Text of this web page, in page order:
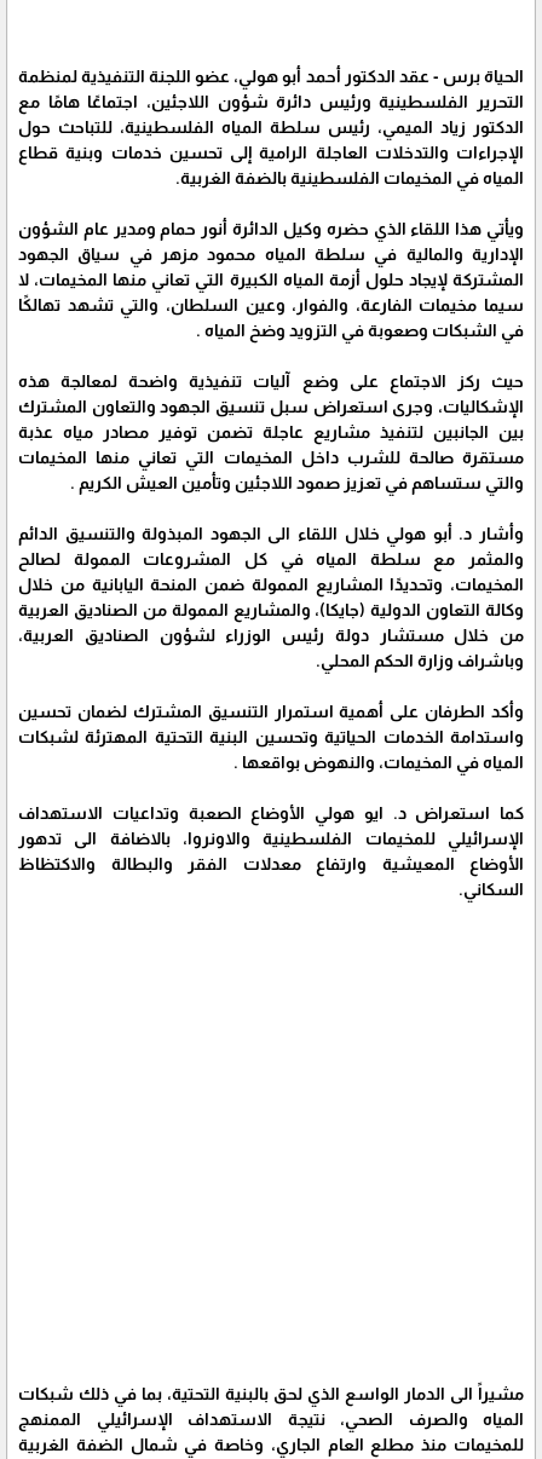
الحياة برس - عقد الدكتور أحمد أبو هولي، عضو اللجنة التنفيذية لمنظمة
التحرير الفلسطينية ورئيس دائرة شؤون اللاجئين، اجتماعًا هامًا مع
الدكتور زياد الميمي، رئيس سلطة المياه الفلسطينية، للتباحث حول
الإجراءات والتدخلات العاجلة الرامية إلى تحسين خدمات وبنية قطاع
المياه في المخيمات الفلسطينية بالضفة الغربية.
ويأتي هذا اللقاء الذي حضره وكيل الدائرة أنور حمام ومدير عام الشؤون
الإدارية والمالية في سلطة المياه محمود مزهر في سياق الجهود
المشتركة لإيجاد حلول أزمة المياه الكبيرة التي تعاني منها المخيمات، لا
سيما مخيمات الفارعة، والفوار، وعين السلطان، والتي تشهد تهالكًا
في الشبكات وصعوبة في التزويد وضخ المياه .
حيث ركز الاجتماع على وضع آليات تنفيذية واضحة لمعالجة هذه
الإشكاليات، وجرى استعراض سبل تنسيق الجهود والتعاون المشترك
بين الجانبين لتنفيذ مشاريع عاجلة تضمن توفير مصادر مياه عذبة
مستقرة صالحة للشرب داخل المخيمات التي تعاني منها المخيمات
والتي ستساهم في تعزيز صمود اللاجئين وتأمين العيش الكريم .
وأشار د. أبو هولي خلال اللقاء الى الجهود المبذولة والتنسيق الدائم
والمثمر مع سلطة المياه في كل المشروعات الممولة لصالح
المخيمات، وتحديدًا المشاريع الممولة ضمن المنحة اليابانية من خلال
وكالة التعاون الدولية (جايكا)، والمشاريع الممولة من الصناديق العربية
من خلال مستشار دولة رئيس الوزراء لشؤون الصناديق العربية،
وباشراف وزارة الحكم المحلي.
وأكد الطرفان على أهمية استمرار التنسيق المشترك لضمان تحسين
واستدامة الخدمات الحياتية وتحسين البنية التحتية المهترئة لشبكات
المياه في المخيمات، والنهوض بواقعها .
كما استعراض د. ايو هولي الأوضاع الصعبة وتداعيات الاستهداف
الإسرائيلي للمخيمات الفلسطينية والاونروا، بالاضافة الى تدهور
الأوضاع المعيشية وارتفاع معدلات الفقر والبطالة والاكتظاظ
السكاني.
مشيراً الى الدمار الواسع الذي لحق بالبنية التحتية، بما في ذلك شبكات
المياه والصرف الصحي، نتيجة الاستهداف الإسرائيلي الممنهج
للمخيمات منذ مطلع العام الجاري، وخاصة في شمال الضفة الغربية